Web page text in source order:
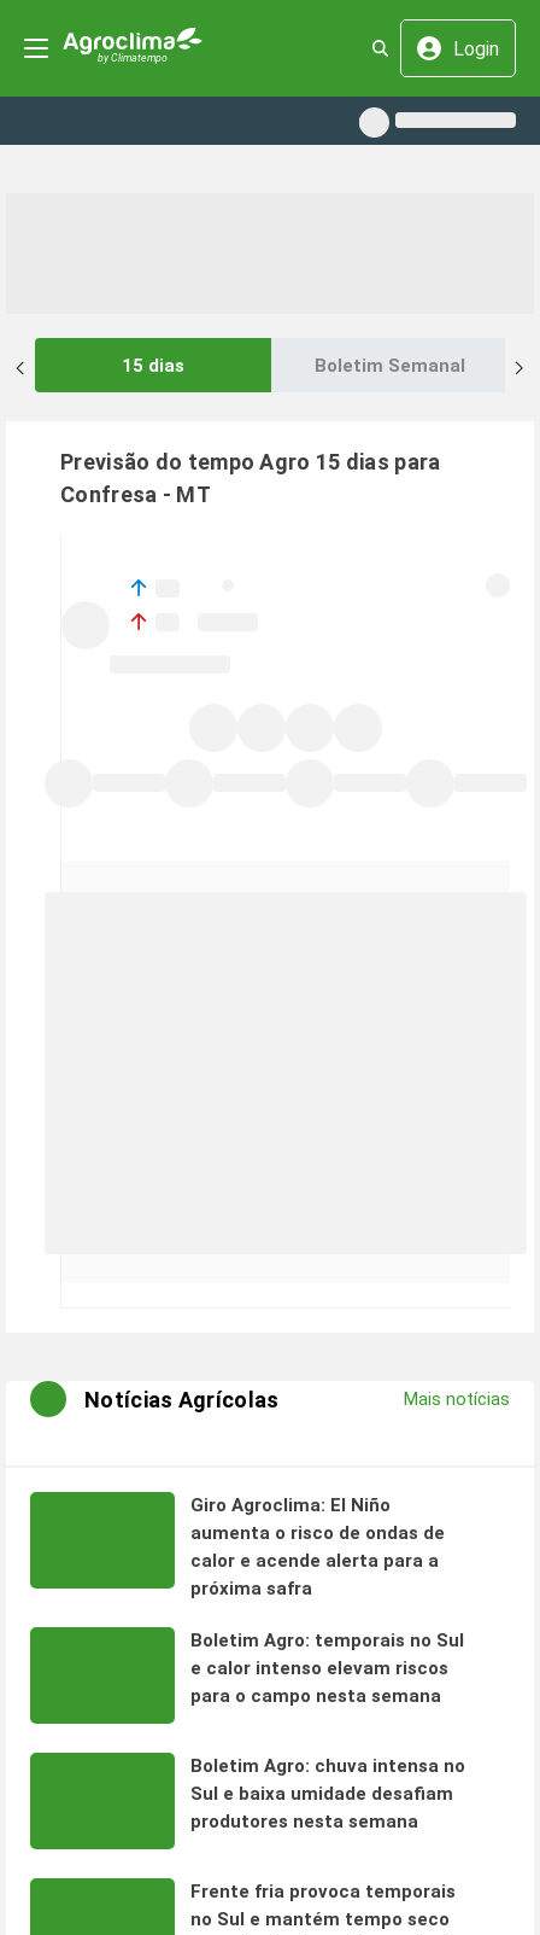
Login
15 dias Boletim Semanal
Previsão do tempo Agro 15 dias para
Confresa - MT
Notícias Agrícolas Mais notícias
Giro Agroclima: El Niño
aumenta o risco de ondas de
calor e acende alerta para a
próxima safra
Boletim Agro: temporais no Sul
e calor intenso elevam riscos
para o campo nesta semana
Boletim Agro: chuva intensa no
Sul e baixa umidade desafiam
produtores nesta semana
Frente fria provoca temporais
no Sul e mantém tempo seco